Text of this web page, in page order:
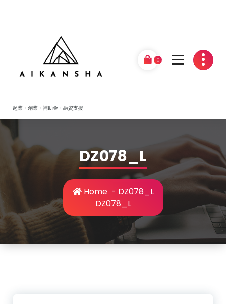
起業・創業・補助金・融資支援
0
DZ078_L
Home- DZ078_L
DZ078_L